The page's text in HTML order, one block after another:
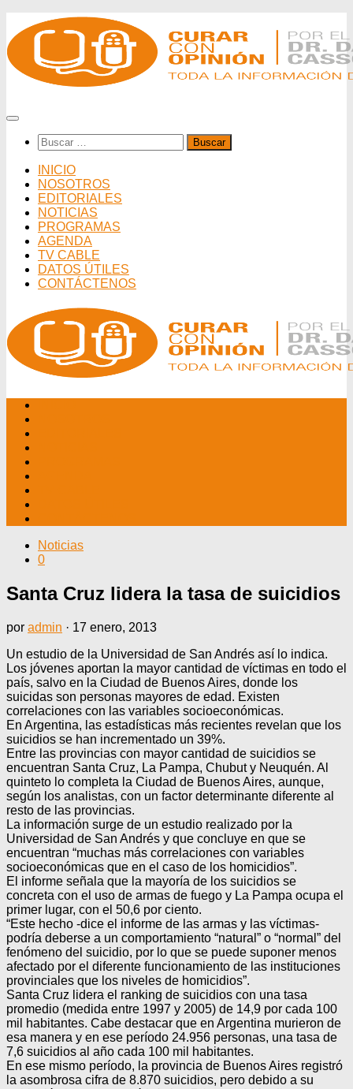
al
contenido
Buscar:
INICIO
NOSOTROS
EDITORIALES
NOTICIAS
PROGRAMAS
AGENDA
TV CABLE
DATOS ÚTILES
CONTÁCTENOS
Noticias
0
Santa Cruz lidera la tasa de suicidios
por admin · 17 enero, 2013
Un estudio de la Universidad de San Andrés así lo indica.
Los jóvenes aportan la mayor cantidad de víctimas en todo el
país, salvo en la Ciudad de Buenos Aires, donde los
suicidas son personas mayores de edad. Existen
correlaciones con las variables socioeconómicas.
En Argentina, las estadísticas más recientes revelan que los
suicidios se han incrementado un 39%.
Entre las provincias con mayor cantidad de suicidios se
encuentran Santa Cruz, La Pampa, Chubut y Neuquén. Al
quinteto lo completa la Ciudad de Buenos Aires, aunque,
según los analistas, con un factor determinante diferente al
resto de las provincias.
La información surge de un estudio realizado por la
Universidad de San Andrés y que concluye en que se
encuentran “muchas más correlaciones con variables
socioeconómicas que en el caso de los homicidios”.
El informe señala que la mayoría de los suicidios se
concreta con el uso de armas de fuego y La Pampa ocupa el
primer lugar, con el 50,6 por ciento.
“Este hecho -dice el informe de las armas y las víctimas-
podría deberse a un comportamiento “natural” o “normal” del
fenómeno del suicidio, por lo que se puede suponer menos
afectado por el diferente funcionamiento de las instituciones
provinciales que los niveles de homicidios”.
Santa Cruz lidera el ranking de suicidios con una tasa
promedio (medida entre 1997 y 2005) de 14,9 por cada 100
mil habitantes. Cabe destacar que en Argentina murieron de
esa manera y en ese período 24.956 personas, una tasa de
7,6 suicidios al año cada 100 mil habitantes.
En ese mismo período, la provincia de Buenos Aires registró
la asombrosa cifra de 8.870 suicidios, pero debido a su